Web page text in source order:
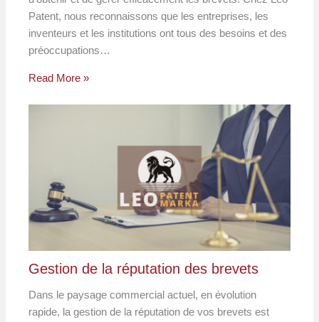
Patent, nous reconnaissons que les entreprises, les
inventeurs et les institutions ont tous des besoins et des
préoccupations…
Read More »
Gestion de la réputation des brevets
Dans le paysage commercial actuel, en évolution
rapide, la gestion de la réputation de vos brevets est